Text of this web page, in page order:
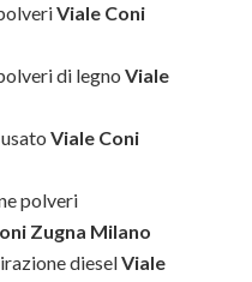
Viale Coni
di legno Viale
Viale Coni
polveri
Zugna Milano
dieselViale